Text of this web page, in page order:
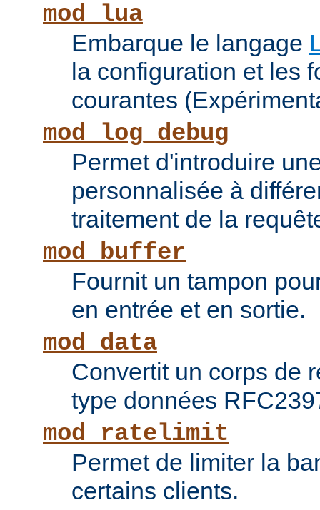
mod_lua
Embarque le langage
la configuration et les
courantes
mod_log_debug
Permet d'introduire
personnalisée à
traitement de la
mod_buffer
Fournit un tampon
en entrée et en sortie.
mod_data
Convertit un corps de
type données
mod_ratelimit
Permet de limiter la
certains clients.